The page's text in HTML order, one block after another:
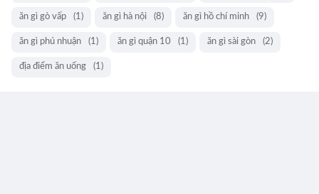
ăn gì gò vấp (1) ăn gì hà nội (8) ăn gì hồ chí minh (9)
ăn gì phú nhuận (1) ăn gì quận 10 (1) ăn gì sài gòn (2)
địa điểm ăn uống (1)